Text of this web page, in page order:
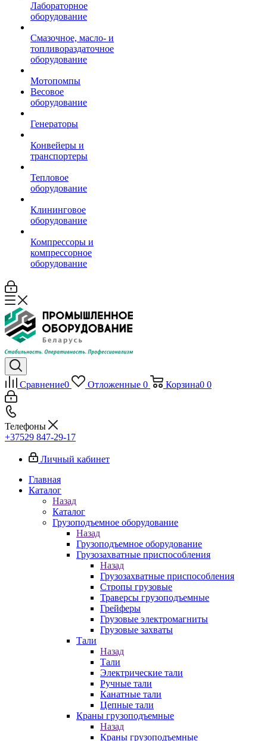
Лабораторное
оборудование
Смазочное, масло- и
топливораздаточное
оборудование
Мотопомпы
Весовое
оборудование
Генераторы
Конвейеры и
транспортеры
Тепловое
оборудование
Клининговое
оборудование
Компрессоры и
компрессорное
оборудование
Сравнение0 Отложенные 0 Корзина0 0
Телефоны
+37529 847-29-17‬
Личный кабинет
Главная
Каталог
Назад
Каталог
Грузоподъемное оборудование
Назад
Грузоподъемное оборудование
Грузозахватные приспособления
Назад
Грузозахватные приспособления
Стропы грузовые
Траверсы грузоподъемные
Грейферы
Грузовые электромагниты
Грузовые захваты
Тали
Назад
Тали
Электрические тали
Ручные тали
Канатные тали
Цепные тали
Краны грузоподъемные
Назад
Краны грузоподъемные